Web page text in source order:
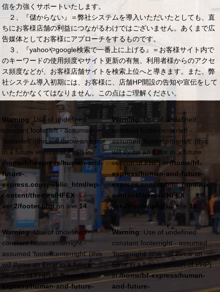
信を力強くサポートいたします。
２、『儲からない』＝弊社システムを導入いただいたとしても、直
ちにお客様店舗の利益につながるわけではございません。あくまで広
告媒体としてお客様にアプローチをするものです。
３、『yahooやgoogle検索で一番上に上げる』＝お客様サイト内で
のキーワードの使用頻度やサイト更新の有無、利用者様からのアクセ
ス頻度などが、お客様店舗サイトを検索上位へと導きます。また、弊
社システム導入初期には、お客様に、店舗HP開設の告知や宣伝をして
いただかなくてはなりません。この点はご理解ください。
Warning: Use of undefined
constant footerleft - assumed
'footerleft' (this will throw an Error
in a future version of PHP) in
/home/hf-express/human-and-
future-
express.com/public_html/wp-
content/themes/HFEX
ver.2/footer.phpon line 14
Warning: Use of undefined
constant footercenterleft -
assumed 'footercenterleft' (this
will throw an Error in a future
version of PHP) in/home/hf-
express/human-and-future-
express.com/public_html/wp-
content/themes/HFEX
ver.2/footer.php
on line 18
Warning: Use of undefined
constant footercenterright -
assumed 'footercenterright' (this
will throw an Error in a future
version of PHP) in/home/hf-
express/human-and-future-
Warning: Use of undefined
constant footerright - assumed
'footerright' (this will throw an
Error in a future version of PHP)
in/home/hf-express/human-
and-future-